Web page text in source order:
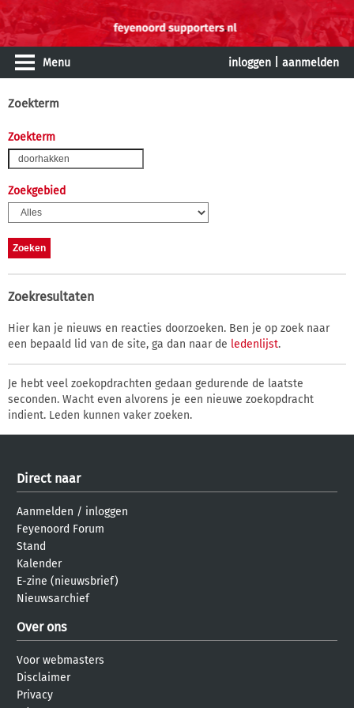
Menu inloggen aanmelden
Zoekterm
Zoekterm
Zoekgebied
Zoekresultaten
Hier kan je nieuws en reacties doorzoeken. Ben je op zoek naar
een bepaald lid van de site, ga dan naar de ledenlijst.
Je hebt veel zoekopdrachten gedaan gedurende de laatste
seconden. Wacht even alvorens je een nieuwe zoekopdracht
indient. Leden kunnen vaker zoeken.
Direct naar
Aanmelden / inloggen
Feyenoord Forum
Stand
Kalender
E-zine (nieuwsbrief)
Nieuwsarchief
Over ons
Voor webmasters
Disclaimer
Privacy